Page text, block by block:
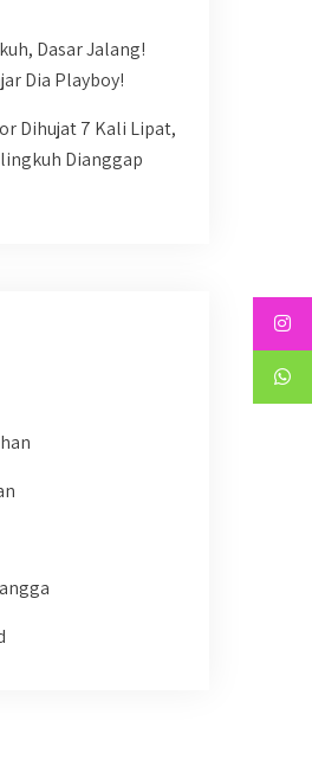
Dasar Jalang!
Dia Playboy!
Dihujat 7 Kali Lipat,
Dianggap